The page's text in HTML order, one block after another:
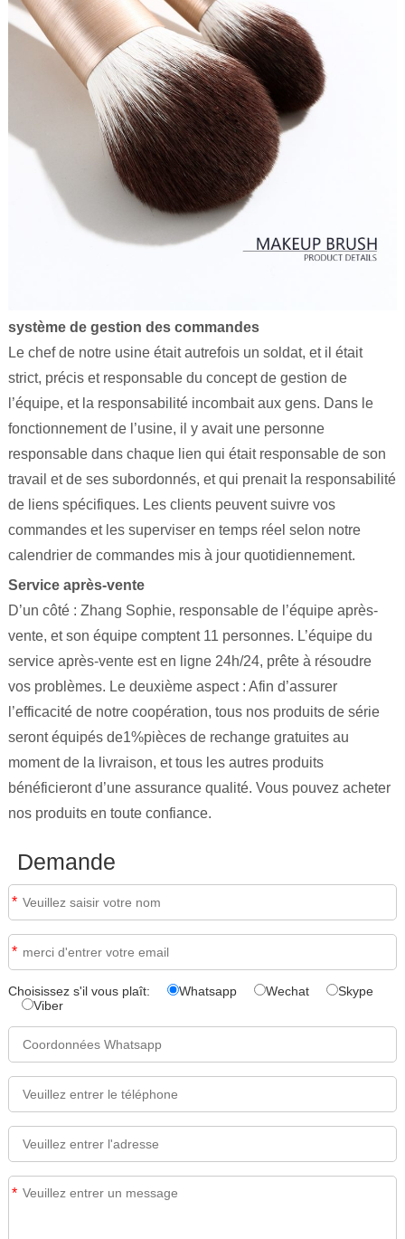
système de gestion des commandes
Le chef de notre usine était autrefois un soldat, et il était
strict, précis et responsable du concept de gestion de
l’équipe, et la responsabilité incombait aux gens. Dans le
fonctionnement de l’usine, il y avait une personne
responsable dans chaque lien qui était responsable de son
travail et de ses subordonnés, et qui prenait la responsabilité
de liens spécifiques. Les clients peuvent suivre vos
commandes et les superviser en temps réel selon notre
calendrier de commandes mis à jour quotidiennement.
Service après-vente
D’un côté : Zhang Sophie, responsable de l’équipe après-
vente, et son équipe comptent 11 personnes. L’équipe du
service après-vente est en ligne 24h/24, prête à résoudre
vos problèmes. Le deuxième aspect : Afin d’assurer
l’efficacité de notre coopération, tous nos produits de série
seront équipés de1%pièces de rechange gratuites au
moment de la livraison, et tous les autres produits
bénéficieront d’une assurance qualité. Vous pouvez acheter
nos produits en toute confiance.
Demande
*
*
Choisissez s'il vous plaît: Whatsapp Wechat
Skype
Viber
*